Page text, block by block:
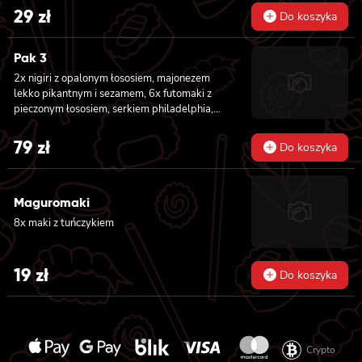
surimi
29zł Do koszyka
Pak 3
2x nigiri z opalonym łososiem, majonezem
lekko pikantnym i sezamem, 6x futomaki z
pieczonym łososiem, serkiem philadelphia,
awokado, ogórkiem, kanpyo, sałatą, sosem
teriyaki i sezamem, 8x california z krewetką
w tempurze, majonezem lekko pikantnym,
ogórkiem, sezamem i masago, 8x hosomaki z
batatem w tempurze
79zł Do koszyka
Maguromaki
8x maki z tuńczykiem
19zł Do koszyka
Crypto